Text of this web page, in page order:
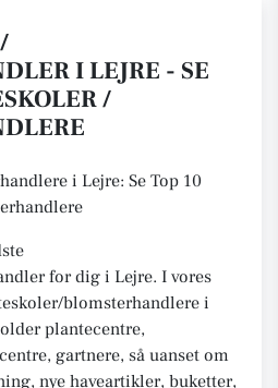
I LEJRE - SE
/
i Lejre: Se Top 10
for dig i Lejre. I vores
blomsterhandlere i
plantecentre,
gartnere, så uanset om
nye haveartikler, buketter,